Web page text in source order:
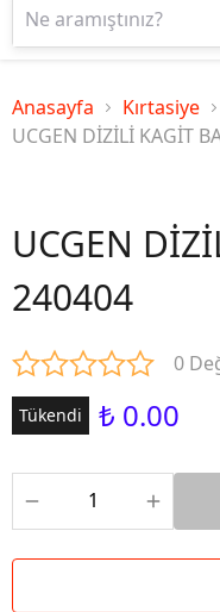
Anasayfa
Kırtasiye
UCGEN DİZİLİ KAGİT
UCGEN
240404
0
Tükendi ₺ 0.00